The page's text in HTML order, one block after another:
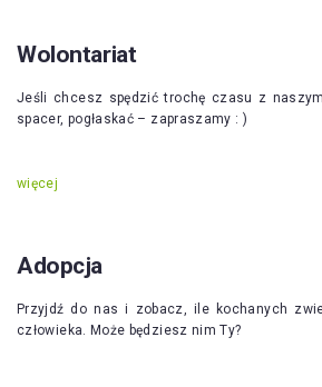
Wolontariat
Jeśli chcesz spędzić trochę czasu z
spacer, pogłaskać – zapraszamy : )
więcej
Adopcja
Przyjdź do nas i zobacz, ile kochanych
człowieka. Może będziesz nim Ty?